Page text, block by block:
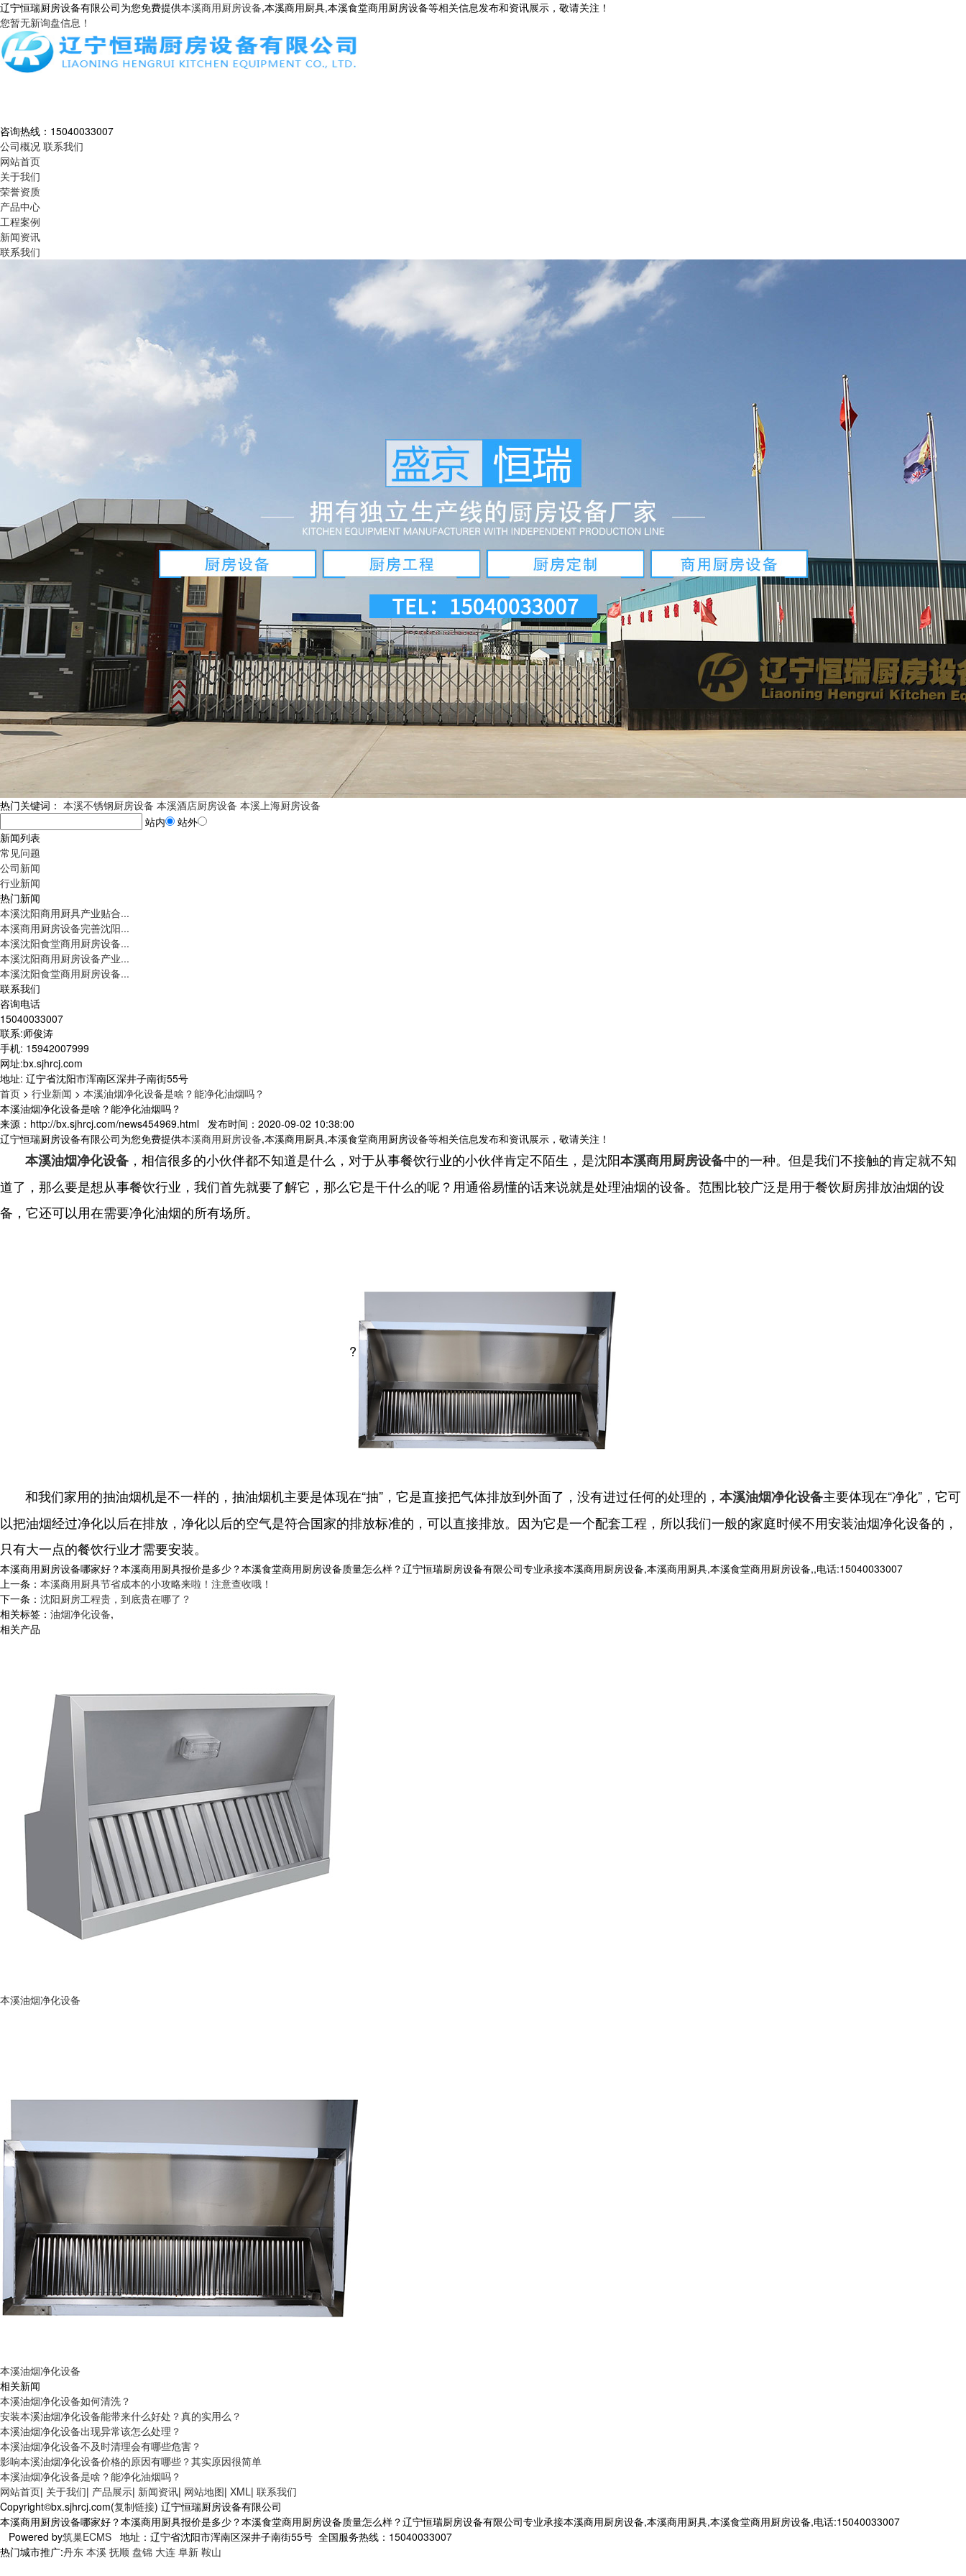
辽宁恒瑞厨房设备有限公司为您免费提供本溪商用厨房设备,本溪商用厨具,本溪食堂商用厨房设备等相关信息发布和资讯展示，敬请关注！
您暂无新询盘信息！
咨询热线： 15040033007
公司概况 联系我们
网站首页
关于我们
荣誉资质
产品中心
工程案例
新闻资讯
联系我们
热门关键词： 本溪不锈钢厨房设备 本溪酒店厨房设备 本溪上海厨房设备
站内
站外
新闻列表
常见问题
公司新闻
行业新闻
热门新闻
本溪沈阳商用厨具产业贴合...
本溪商用厨房设备完善沈阳...
本溪沈阳食堂商用厨房设备...
本溪沈阳商用厨房设备产业...
本溪沈阳食堂商用厨房设备...
联系我们
咨询电话
15040033007
联系:师俊涛
手机: 15942007999
网址:bx.sjhrcj.com
地址: 辽宁省沈阳市浑南区深井子南街55号
首页 > 行业新闻 > 本溪油烟净化设备是啥？能净化油烟吗？
本溪油烟净化设备是啥？能净化油烟吗？
来源：http://bx.sjhrcj.com/news454969.html 发布时间：2020-09-02 10:38:00
辽宁恒瑞厨房设备有限公司为您免费提供本溪商用厨房设备,本溪商用厨具,本溪食堂商用厨房设备等相关信息发布和资讯展示，敬请关注！
本溪油烟净化设备 ，相信很多的小伙伴都不知道是什么，对于从事餐饮行业的小伙伴肯定不陌生，是沈阳本溪商用厨房设备中的一种。但是我们不接触的肯定就不知
道了，那么要是想从事餐饮行业，我们首先就要了解它，那么它是干什么的呢？用通俗易懂的话来说就是处理油烟的设备。范围比较广泛是用于餐饮厨房排放油烟的设
备，它还可以用在需要净化油烟的所有场所。
?
和我们家用的抽油烟机是不一样的，抽油烟机主要是体现在“抽”，它是直接把气体排放到外面了，没有进过任何的处理的， 本溪油烟净化设备主要体现在“净化”，它可
以把油烟经过净化以后在排放，净化以后的空气是符合国家的排放标准的，可以直接排放。因为它是一个配套工程，所以我们一般的家庭时候不用安装油烟净化设备的，
只有大一点的餐饮行业才需要安装。
本溪商用厨房设备哪家好？本溪商用厨具报价是多少？本溪食堂商用厨房设备质量怎么样？辽宁恒瑞厨房设备有限公司专业承接本溪商用厨房设备,本溪商用厨具,本溪食堂商用厨房设备,,电话:15040033007
上一条： 本溪商用厨具节省成本的小攻略来啦！注意查收哦！
下一条： 沈阳厨房工程贵，到底贵在哪了？
相关标签： 油烟净化设备,
相关产品
本溪油烟净化设备
本溪油烟净化设备
相关新闻
本溪油烟净化设备如何清洗？
安装本溪油烟净化设备能带来什么好处？真的实用么？
本溪油烟净化设备出现异常该怎么处理？
本溪油烟净化设备不及时清理会有哪些危害？
影响本溪油烟净化设备价格的原因有哪些？其实原因很简单
本溪油烟净化设备是啥？能净化油烟吗？
网站首页| 关于我们| 产品展示| 新闻资讯| 网站地图| XML| 联系我们
Copyright©bx.sjhrcj.com(复制链接) 辽宁恒瑞厨房设备有限公司
本溪商用厨房设备哪家好？本溪商用厨具报价是多少？本溪食堂商用厨房设备质量怎么样？辽宁恒瑞厨房设备有限公司专业承接本溪商用厨房设备,本溪商用厨具,本溪食堂商用厨房设备,电话:15040033007
Powered by筑巢ECMS 地址：辽宁省沈阳市浑南区深井子南街55号 全国服务热线：15040033007
热门城市推广:丹东 本溪 抚顺 盘锦 大连 阜新 鞍山